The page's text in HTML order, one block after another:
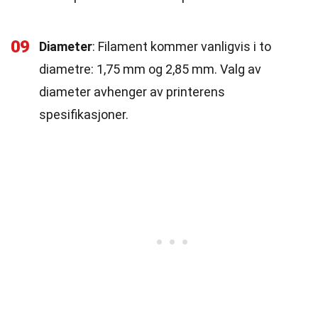
09 Diameter: Filament kommer vanligvis i to
diametre: 1,75 mm og 2,85 mm. Valg av
diameter avhenger av printerens
spesifikasjoner.